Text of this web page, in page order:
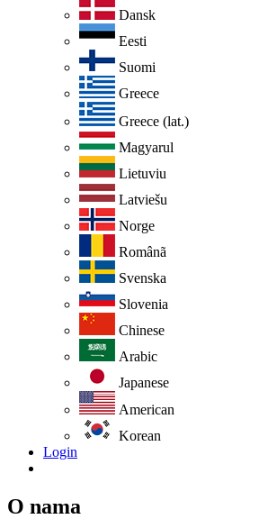
Dansk
Eesti
Suomi
Greece
Greece (lat.)
Magyarul
Lietuviu
Latviešu
Norge
Românã
Svenska
Slovenia
Chinese
Arabic
Japanese
American
Korean
Login
O nama